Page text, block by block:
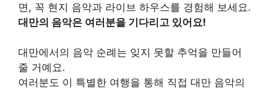
면, 꼭 현지 음악과 라이브 하우스를 경험해 보세요.
대만의 음악은 여러분을 기다리고 있어요!
대만에서의 음악 순례는 잊지 못할 추억을 만들어
줄 거예요.
여러분도 이 특별한 여행을 통해 직접 대만 음악의